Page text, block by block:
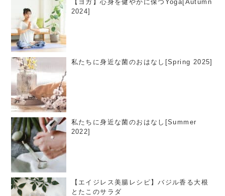
【ヨガ】心身を健やかに保つYoga[Autumn
2024]
私たちに身近な菌のおはなし[Spring 2025]
私たちに身近な菌のおはなし[Summer
2022]
【エイジレス美腸レシピ】バジル香る大根
とたこのサラダ